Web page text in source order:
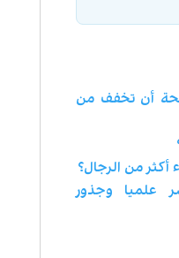
أن تخفف من
من الرجال؟
علميا وجذور